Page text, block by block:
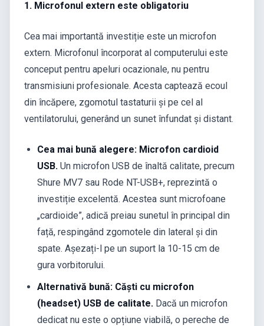
1. Microfonul extern este obligatoriu
Cea mai importantă investiție este un microfon
extern. Microfonul încorporat al computerului este
conceput pentru apeluri ocazionale, nu pentru
transmisiuni profesionale. Acesta captează ecoul
din încăpere, zgomotul tastaturii și pe cel al
ventilatorului, generând un sunet înfundat și distant.
Cea mai bună alegere: Microfon cardioid
USB. Un microfon USB de înaltă calitate, precum
Shure MV7 sau Rode NT-USB+, reprezintă o
investiție excelentă. Acestea sunt microfoane
„cardioide”, adică preiau sunetul în principal din
față, respingând zgomotele din lateral și din
spate. Așezați-l pe un suport la 10-15 cm de
gura vorbitorului.
Alternativă bună: Căști cu microfon
(headset) USB de calitate. Dacă un microfon
dedicat nu este o opțiune viabilă, o pereche de